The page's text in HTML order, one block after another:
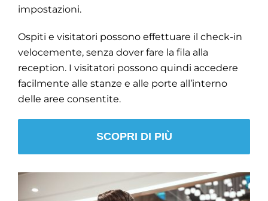
impostazioni.
Ospiti e visitatori possono effettuare il check-in
velocemente, senza dover fare la fila alla
reception. I visitatori possono quindi accedere
facilmente alle stanze e alle porte all’interno
delle aree consentite.
SCOPRI DI PIÙ